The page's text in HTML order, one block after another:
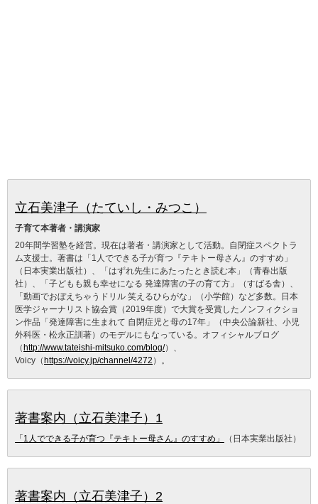
立石美津子（たていし・みつこ）
子育て本著者・講演家
20年間学習塾を経営。現在は著者・講演家として活動。自閉症スペクトラ
ム支援士。著書は「1人でできる子が育つ『テキトー母さん』のすすめ」
（日本実業出版社）、「はずれ先生にあたったとき読む本」（青春出版
社）、「子どもも親も幸せになる 発達障害の子の育て方」（すばる舎）、
「動画でおぼえちゃうドリル 笑えるひらがな」（小学館）など多数。日本
医学ジャーナリスト協会賞（2019年度）で大賞を受賞したノンフィクショ
ン作品「発達障害に生まれて 自閉症児と母の17年」（中央公論新社、小児
外科医・松永正訓著）のモデルにもなっている。オフィシャルブログ
（http://www.tateishi-mitsuko.com/blog/）、
Voicy（https://voicy.jp/channel/4272 ）。
著書案内（立石美津子）1
「1人でできる子が育つ『テキトー母さん』のすすめ」 （日本実業出版社）
著書案内（立石美津子）2